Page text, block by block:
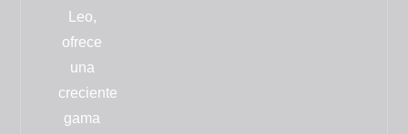
Leo,
ofrece
una
creciente
gama